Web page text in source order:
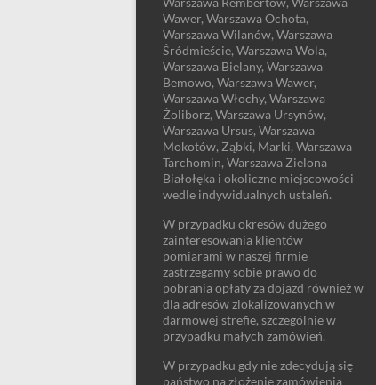
Wawer, Warszawa Ochota,
Warszawa Wilanów, Warszawa
Śródmieście, Warszawa Wola,
Warszawa Bielany, Warszawa
Bemowo, Warszawa Wawer,
Warszawa Włochy, Warszawa
Żoliborz, Warszawa Ursynów,
Warszawa Ursus, Warszawa
Mokotów, Ząbki, Marki, Warszawa
Tarchomin, Warszawa Zielona
Białołęka i okoliczne miejscowości
wedle indywidualnych ustaleń.
W przypadku okresów dużego
zainteresowania klientów
pomiarami w naszej firmie
zastrzegamy sobie prawo do
pobrania opłaty za dojazd również w
dla adresów zlokalizowanych w
darmowej strefie, szczególnie w
przypadku małych zamówień.
W przypadku gdy nie zdecydują się
państwo na złożenie zamówienia